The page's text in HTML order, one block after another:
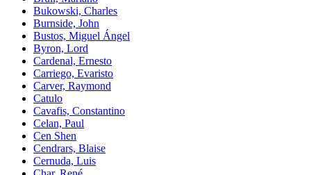
Bukowski, Charles
Burnside, John
Bustos, Miguel Ángel
Byron, Lord
Cardenal, Ernesto
Carriego, Evaristo
Carver, Raymond
Catulo
Cavafis, Constantino
Celan, Paul
Cen Shen
Cendrars, Blaise
Cernuda, Luis